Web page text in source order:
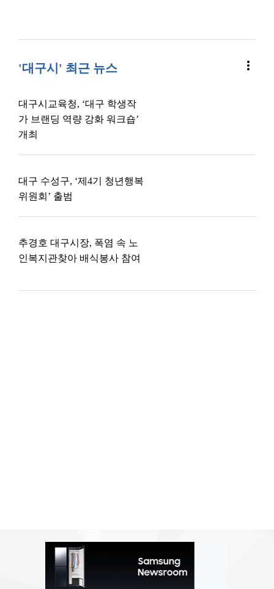
'대구시' 최근 뉴스 more_vert
대구시교육청, ‘대구 학생작
가 브랜딩 역량 강화 워크숍’
개최
대구 수성구, ‘제4기 청년행복
위원회’ 출범
추경호 대구시장, 폭염 속 노
인복지관찾아 배식봉사 참여